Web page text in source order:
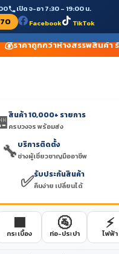
เปิด จ-อา 7:30 – 19:00 น.
Facebook TikTok
💰ราคาถูกกว่าห้างสรรพสินค้า
สินค้า 10,000+ รายการ
ครบวงจร พร้อมส่ง
🔧บริการติดตั้ง
ช่างผู้เชี่ยวชาญมืออาชีพ
✅รับประกันสินค้า
คืนง่าย เปลี่ยนได้
🟫
กระเบื้อง
🚰
ท่อ-ประปา
⚡
ไฟฟ้า